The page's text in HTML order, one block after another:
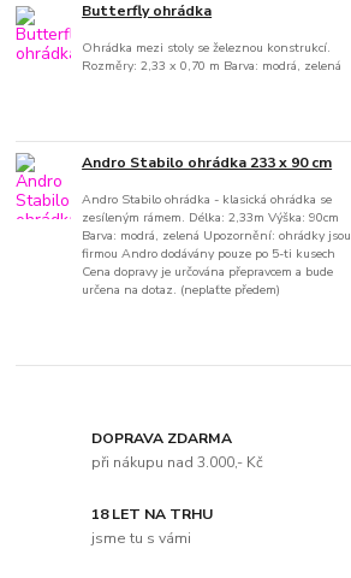
Butterfly ohrádka
Ohrádka mezi stoly se železnou konstrukcí.
Rozměry: 2,33 x 0,70 m Barva: modrá, zelená
Andro Stabilo ohrádka 233 x 90 cm
Andro Stabilo ohrádka - klasická ohrádka se
zesíleným rámem. Délka: 2,33m Výška: 90cm
Barva: modrá, zelená Upozornění: ohrádky jsou
firmou Andro dodávány pouze po 5-ti kusech
Cena dopravy je určována přepravcem a bude
určena na dotaz. (neplaťte předem)
DOPRAVA ZDARMA
při nákupu nad 3.000,- Kč
18 LET NA TRHU
jsme tu s vámi